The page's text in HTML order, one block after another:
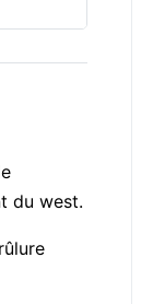
du west.